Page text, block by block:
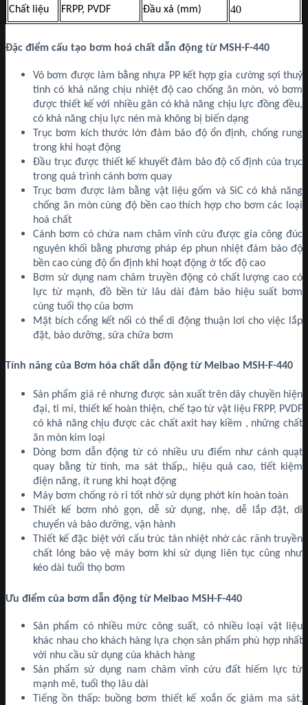
Chất liệu FRPP, PVDF Đầu xả (mm) 40
Đặc điểm cấu tạo bơm hoá chất dẫn động từ MSH-F-440
Vỏ bơm được làm bằng nhựa PP kết hợp gia cường sợi thuỷ
tinh có khả năng chịu nhiệt độ cao chống ăn mòn, vỏ bơm
được thiết kế với nhiều gân có khả năng chịu lực đồng đều,
có khả năng chịu lực nén mà không bị biến dạng
Trục bơm kích thước lớn đảm bảo độ ổn định, chống rung
trong khi hoạt động
Đầu trục được thiết kế khuyết đảm bảo độ cố định của trục
trong quá trình cánh bơm quay
Trục bơm được làm bằng vật liệu gốm và SiC có khả năng
chống ăn mòn cùng độ bền cao thích hợp cho bơm các loại
hoá chất
Cánh bơm có chứa nam châm vĩnh cửu được gia công đúc
nguyên khối bằng phương pháp ép phun nhiệt đảm bảo độ
bền cao cùng độ ổn định khi hoạt động ở tốc độ cao
Bơm sử dụng nam châm truyền động có chất lượng cao có
lực từ mạnh, đồ bền từ lâu dài đảm bảo hiệu suất bơm
cùng tuổi thọ của bơm
Mặt bích cổng kết nối có thể di động thuận lơi cho việc lắp
đặt, bảo dưỡng, sửa chữa bơm
Tính năng của Bơm hóa chất dẫn động từ Meibao MSH-F-440
Sản phẩm giá rẻ nhưng được sản xuất trên dây chuyền hiện
đại, tỉ mỉ, thiết kế hoàn thiện, chế tạo từ vật liệu FRPP, PVDF
có khả năng chịu được các chất axit hay kiềm , những chất
ăn mòn kim loại
Dòng bơm dẫn động từ có nhiều ưu điểm như cánh quạt
quay bằng từ tính, ma sát thấp,, hiệu quả cao, tiết kiệm
điện năng, ít rung khi hoạt động
Máy bơm chống rò rỉ tốt nhờ sử dụng phớt kín hoàn toàn
Thiết kế bơm nhỏ gọn, dễ sử dụng, nhẹ, dễ lắp đặt, di
chuyển và bảo dưỡng, vận hành
Thiết kế đặc biệt với cấu trúc tản nhiệt nhờ các rãnh truyền
chất lỏng bảo vệ máy bơm khi sử dụng liên tục cũng như
kéo dài tuổi thọ bơm
Ưu điểm của bơm dẫn động từ Meibao MSH-F-440
Sản phẩm có nhiều mức công suất, có nhiều loại vật liệu
khác nhau cho khách hàng lựa chọn sản phẩm phù hợp nhất
với nhu cầu sử dụng của khách hàng
Sản phẩm sử dụng nam châm vĩnh cửu đất hiếm lực từ
mạnh mẽ, tuổi thọ lâu dài
Tiếng ồn thấp: buồng bơm thiết kế xoắn ốc giảm ma sát,